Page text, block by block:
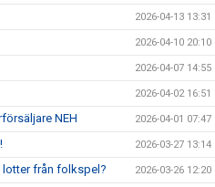
2026-04-13 13:31
2026-04-10 20:10
2026-04-07 14:55
2026-04-02 16:51
NEH 2026-04-01 07:47
2026-03-27 13:14
lotter från folkspel? 2026-03-26 12:20